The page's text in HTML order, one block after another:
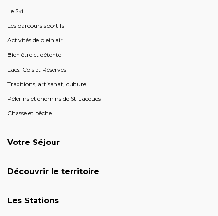
Le Ski
Les parcours sportifs
Activités de plein air
Bien être et détente
Lacs, Cols et Réserves
Traditions, artisanat, culture
Pèlerins et chemins de St-Jacques
Chasse et pêche
Votre Séjour
Découvrir le territoire
Les Stations